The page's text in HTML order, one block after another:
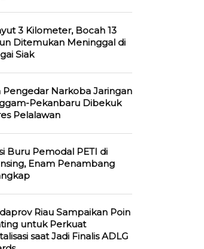
3 Kilometer, Bocah 13
Ditemukan Meninggal di
Siak
Pengedar Narkoba Jaringan
Pekanbaru Dibekuk
Pelalawan
Buru Pemodal PETI di
Enam Penambang
Riau Sampaikan Poin
untuk Perkuat
saat Jadi Finalis ADLG